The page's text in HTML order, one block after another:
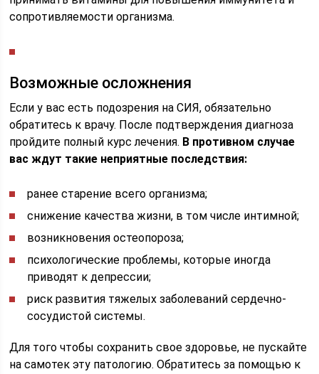
сопротивляемости организма.
Возможные осложнения
Если у вас есть подозрения на СИЯ, обязательно
обратитесь к врачу. После подтверждения диагноза
пройдите полный курс лечения. В противном случае
вас ждут такие неприятные последствия:
ранее старение всего организма;
снижение качества жизни, в том числе интимной;
возникновения остеопороза;
психологические проблемы, которые иногда
приводят к депрессии;
риск развития тяжелых заболеваний сердечно-
сосудистой системы.
Для того чтобы сохранить свое здоровье, не пускайте
на самотек эту патологию. Обратитесь за помощью к